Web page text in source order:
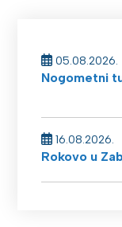
05.08.2026.
Nogometni
16.08.2026.
Rokovo u